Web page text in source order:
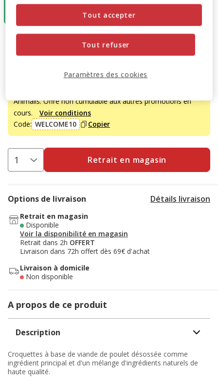
18.55€
23.90€
(7.96€ / kg)
47.99€
(6.85€ / kg)
Animalis. Offre non cumulable aux autres promotions en
cours.
Voir conditions
Code: WELCOME10 Copier
Prix 18.55€, 14.84 EUR par kg
Retrait en magasin
Options de livraison Détails livraison
Retrait en magasin
Disponible
Voir la disponibilité en magasin
Retrait dans 2h OFFERT
Livraison dans 72h offert dès 69€ d'achat
Livraison à domicile
Non disponible
A propos de ce produit
Description
Croquettes à base de viande de poulet désossée comme
ingrédient principal et d'un mélange d'ingrédients naturels de
haute qualité.
Tout refuser
Tout accepter
Paramètres des cookies